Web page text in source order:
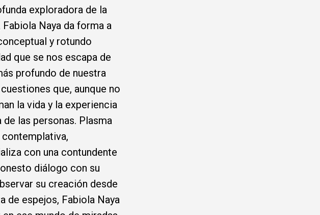
exploradora de la
Naya da forma a
y rotundo
que se nos escapa de
profundo de nuestra
que, aunque no
la vida y la experiencia
de las personas. Plasma
contemplativa,
con una contundente
diálogo con su
su creación desde
de espejos, Fabiola Naya